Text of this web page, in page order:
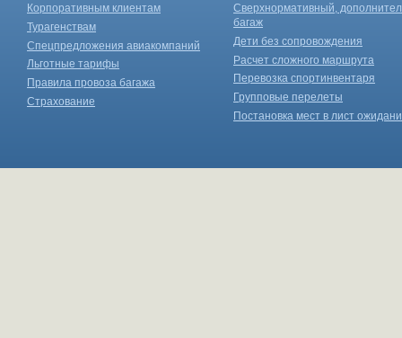
Корпоративным клиентам
Турагенствам
Спецпредложения авиакомпаний
Льготные тарифы
Правила провоза багажа
Страхование
Сверхнормативный,
багаж
Дети без сопровождения
Расчет сложного маршрута
Перевозка спортинвентаря
Групповые перелеты
Постановка мест в лист